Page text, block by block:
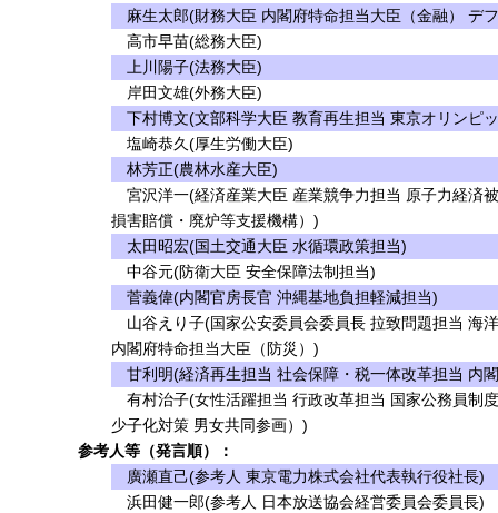
麻生太郎(財務大臣 内閣府特命担当大臣（金融） デ
高市早苗(総務大臣)
上川陽子(法務大臣)
岸田文雄(外務大臣)
下村博文(文部科学大臣 教育再生担当 東京オリンピ
塩崎恭久(厚生労働大臣)
林芳正(農林水産大臣)
宮沢洋一(経済産業大臣 産業競争力担当 原子力経済
損害賠償・廃炉等支援機構）)
太田昭宏(国土交通大臣 水循環政策担当)
中谷元(防衛大臣 安全保障法制担当)
菅義偉(内閣官房長官 沖縄基地負担軽減担当)
山谷えり子(国家公安委員会委員長 拉致問題担当 海
内閣府特命担当大臣（防災）)
甘利明(経済再生担当 社会保障・税一体改革担当 内
有村治子(女性活躍担当 行政改革担当 国家公務員制
少子化対策 男女共同参画）)
参考人等（発言順）：
廣瀬直己(参考人 東京電力株式会社代表執行役社長)
浜田健一郎(参考人 日本放送協会経営委員会委員長)